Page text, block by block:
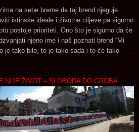
na sebe breme da taj brend njeguje.
istinske ideale i životne ciljeve pa sigurno
postoje prioriteti. Ono što je sigurno da će
njeno ime i naš poznati brend “Mi
je tako bilo, to je tako sada i to će tako
NIJE ŽIVOT – SLOBODA DO GROBA